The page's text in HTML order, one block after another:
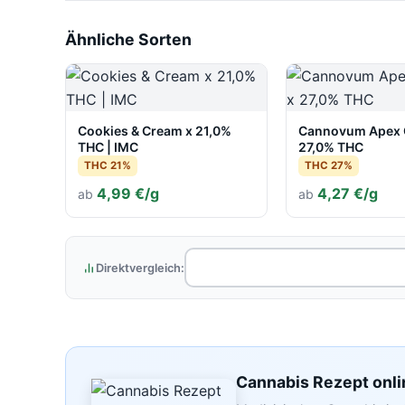
Ähnliche Sorten
Cookies & Cream x 21,0%
THC | IMC
THC 21%
ab 4,99 €/g
Cannovum Apex
27,0% THC
THC 27%
ab 4,27 €/g
Direktvergleich:
Cannabis Rezept